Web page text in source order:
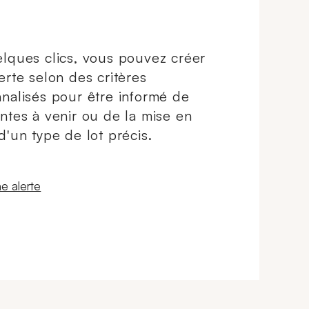
clics, vous pouvez créer
selon des critères
pour être informé de
à venir ou de la mise en
type de lot précis.
fenêtre
alerte